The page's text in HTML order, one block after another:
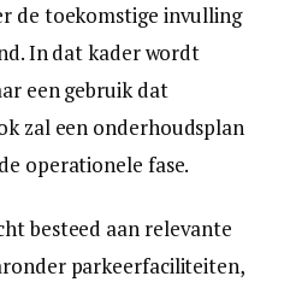
de toekomstige invulling
In dat kader wordt
een gebruik dat
zal een onderhoudsplan
operationele fase.
besteed aan relevante
parkeerfaciliteiten,